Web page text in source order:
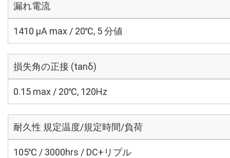
漏れ電流
1410 μA max / 20℃, 5 分値
損失角の正接 (tanδ)
0.15 max / 20℃, 120Hz
耐久性 規定温度/規定時間/負荷
105℃ / 3000hrs / DC+リプル